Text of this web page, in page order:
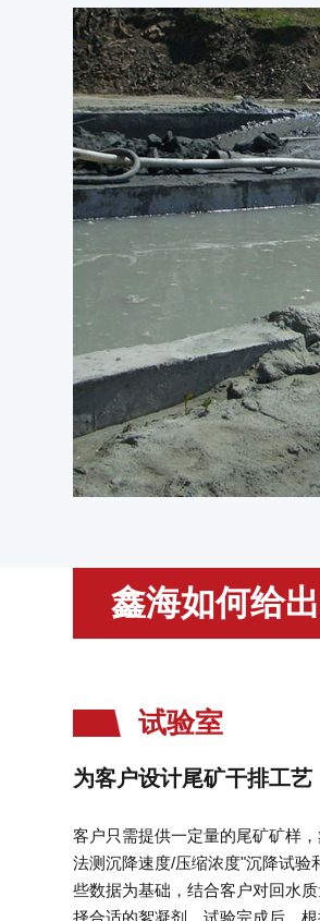
鑫海如何给
试验室
为客户设计尾矿干排工艺
客户只需提供一定量的尾矿矿样
法测沉降速度/压缩浓度"沉降试
些数据为基础，结合客户对回水
择合适的絮凝剂。试验完成后，